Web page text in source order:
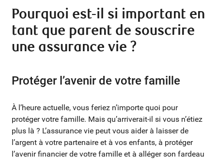
Pourquoi est-il si important en
tant que parent de souscrire
une assurance vie ?
Protéger l’avenir de votre famille
À l’heure actuelle, vous feriez n’importe quoi pour
protéger votre famille. Mais qu’arriverait-il si vous n’étiez
plus là ? L’assurance vie peut vous aider à laisser de
l’argent à votre partenaire et à vos enfants, à protéger
l’avenir financier de votre famille et à alléger son fardeau